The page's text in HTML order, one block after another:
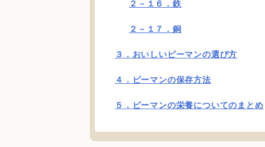
２－１６．鉄
２－１７．銅
３．おいしいピーマンの選び方
４．ピーマンの保存方法
５．ピーマンの栄養についてのまとめ